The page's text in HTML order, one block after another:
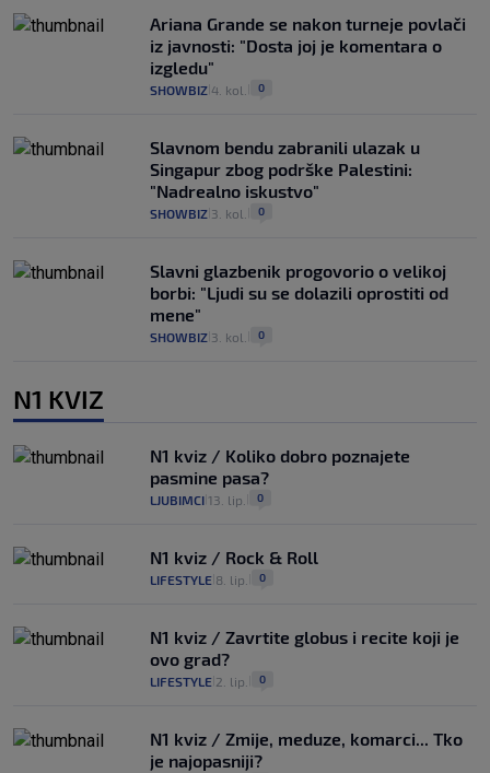
Ariana Grande se nakon turneje povlači
iz javnosti: "Dosta joj je komentara o
izgledu"
SHOWBIZ 4. kol. 0
Slavnom bendu zabranili ulazak u
Singapur zbog podrške Palestini:
"Nadrealno iskustvo"
SHOWBIZ 3. kol. 0
Slavni glazbenik progovorio o velikoj
borbi: "Ljudi su se dolazili oprostiti od
mene"
SHOWBIZ 3. kol. 0
N1 KVIZ
N1 kviz / Koliko dobro poznajete
pasmine pasa?
LJUBIMCI 13. lip. 0
N1 kviz / Rock & Roll
LIFESTYLE 8. lip. 0
N1 kviz / Zavrtite globus i recite koji je
ovo grad?
LIFESTYLE 2. lip. 0
N1 kviz / Zmije, meduze, komarci... Tko
je najopasniji?